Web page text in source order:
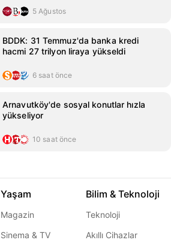
5 Ağustos
BDDK: 31 Temmuz'da banka kredi
hacmi 27 trilyon liraya yükseldi
6 saat önce
Arnavutköy'de sosyal konutlar hızla
yükseliyor
10 saat önce
Yaşam
Magazin
Sinema & TV
Bilim & Teknoloji
Teknoloji
Akıllı Cihazlar